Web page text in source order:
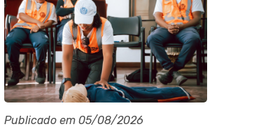
Publicado em 05/08/2026